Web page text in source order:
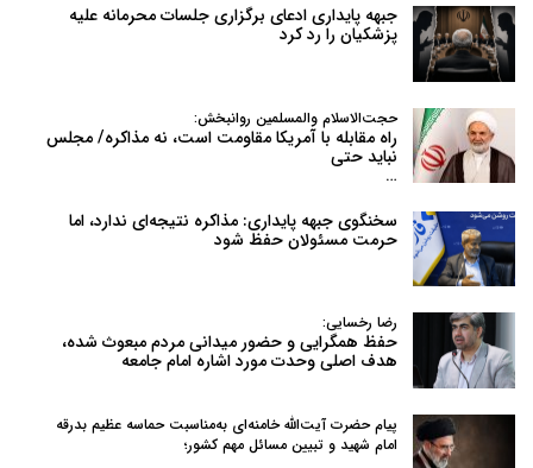
جبهه پایداری ادعای برگزاری جلسات محرمانه علیه
پزشکیان را رد کرد
حجت‌الاسلام والمسلمین روانبخش:
راه مقابله با آمریکا مقاومت است، نه مذاکره/ مجلس
نباید حتی
…
سخنگوی جبهه پایداری: مذاکره نتیجه‌ای ندارد، اما
حرمت مسئولان حفظ شود
رضا رخسایی:
حفظ همگرایی و حضور میدانی مردم مبعوث شده،
هدف اصلی وحدت مورد اشاره امام جامعه
پیام حضرت آیت‌الله خامنه‌ای به‌مناسبت حماسه عظیم بدرقه
امام شهید و تبیین مسائل مهم کشور؛